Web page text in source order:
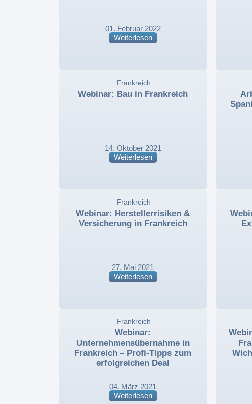
01. Februar 2022
Weiterlesen
Webinar: Bau in Frankreich
Frankreich
14. Oktober 2021
Weiterlesen
Webinar: Herstellerrisiken &
Versicherung in Frankreich
Frankreich
27. Mai 2021
Weiterlesen
Webinar:
Unternehmensübernahme in
Frankreich – Profi-Tipps zum
erfolgreichen Deal
Frankreich
04. März 2021
Weiterlesen